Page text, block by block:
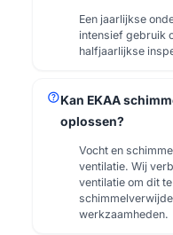
Een jaarlijkse
intensief gebruik
halfjaarlijkse
helpKan EKAA
oplossen?
Vocht en
ventilatie. Wij
ventilatie om dit
werkzaamheden.